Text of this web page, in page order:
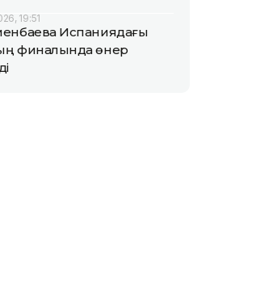
19:51
Испаниядағы
финалында өнер